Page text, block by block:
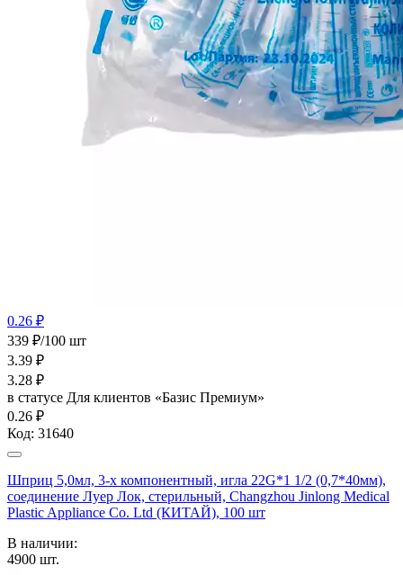
0.26 ₽
339 ₽/100 шт
3.39 ₽
3.28 ₽
в статусе Для клиентов «Базис Премиум»
0.26 ₽
Код: 31640
Шприц 5,0мл, 3-х компонентный, игла 22G*1 1/2 (0,7*40мм),
соединение Луер Лок, стерильный, Changzhou Jinlong Medical
Plastic Appliance Co. Ltd (КИТАЙ), 100 шт
В наличии:
4900 шт.